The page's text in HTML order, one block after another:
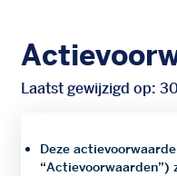
Laatst gewijzigd op:
Deze
“Actievoorwaarden”)